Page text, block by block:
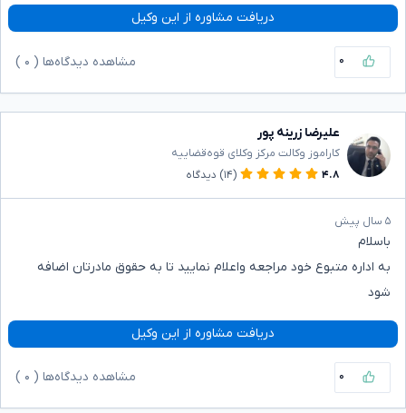
دریافت مشاوره از این وکیل
۰ مشاهده دیدگاه‌ها ( ۰
علیرضا زرینه پور
کاراموز وکالت مرکز وکلای قوه‌قضاییه
۴.۸
(۱۴) دیدگاه
۵ سال پیش
باسلام
به اداره متبوع خود مراجعه واعلام نمایید تا به حقوق مادرتان اضافه
شود
دریافت مشاوره از این وکیل
۰ مشاهده دیدگاه‌ها ( ۰